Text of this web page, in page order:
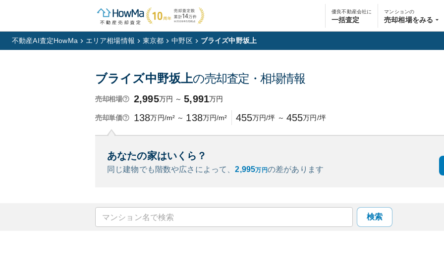
優良不動産会社に
一括査定
マンションの
売却相場をみる
不動産AI査定HowMa エリア相場情報 東京都 中野区 ブライズ中野坂上
ブライズ中野坂上の売却査定・相場情報
売却相場 2,995万円 ～ 5,991万円
売却単価 138万円/m² ～ 138万円/m² 455万円/坪 ～ 455万円/坪
あなたの家はいくら？
同じ建物でも階数や広さによって、2,995万円の差があります
検索